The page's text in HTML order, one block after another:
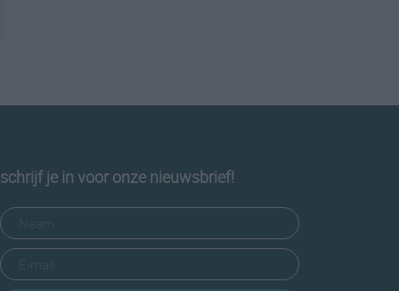
schrijf je in voor onze nieuwsbrief!